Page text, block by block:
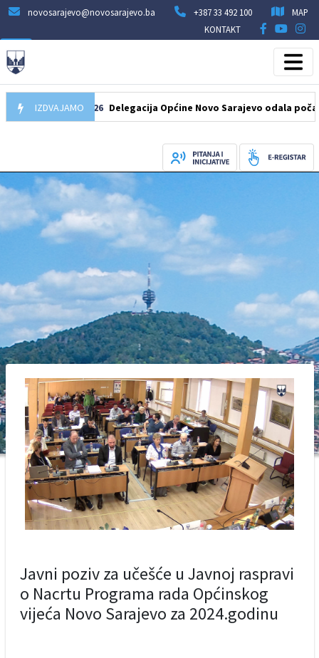
novosarajevo@novosarajevo.ba +387 33 492 100
MAP
KONTAKT
IZDVAJAMO
07.08.2026 Delegacija Općine Novo Sarajevo odala počast
Javni poziv za učešće u Javnoj raspravi
o Nacrtu Programa rada Općinskog
vijeća Novo Sarajevo za 2024.godinu